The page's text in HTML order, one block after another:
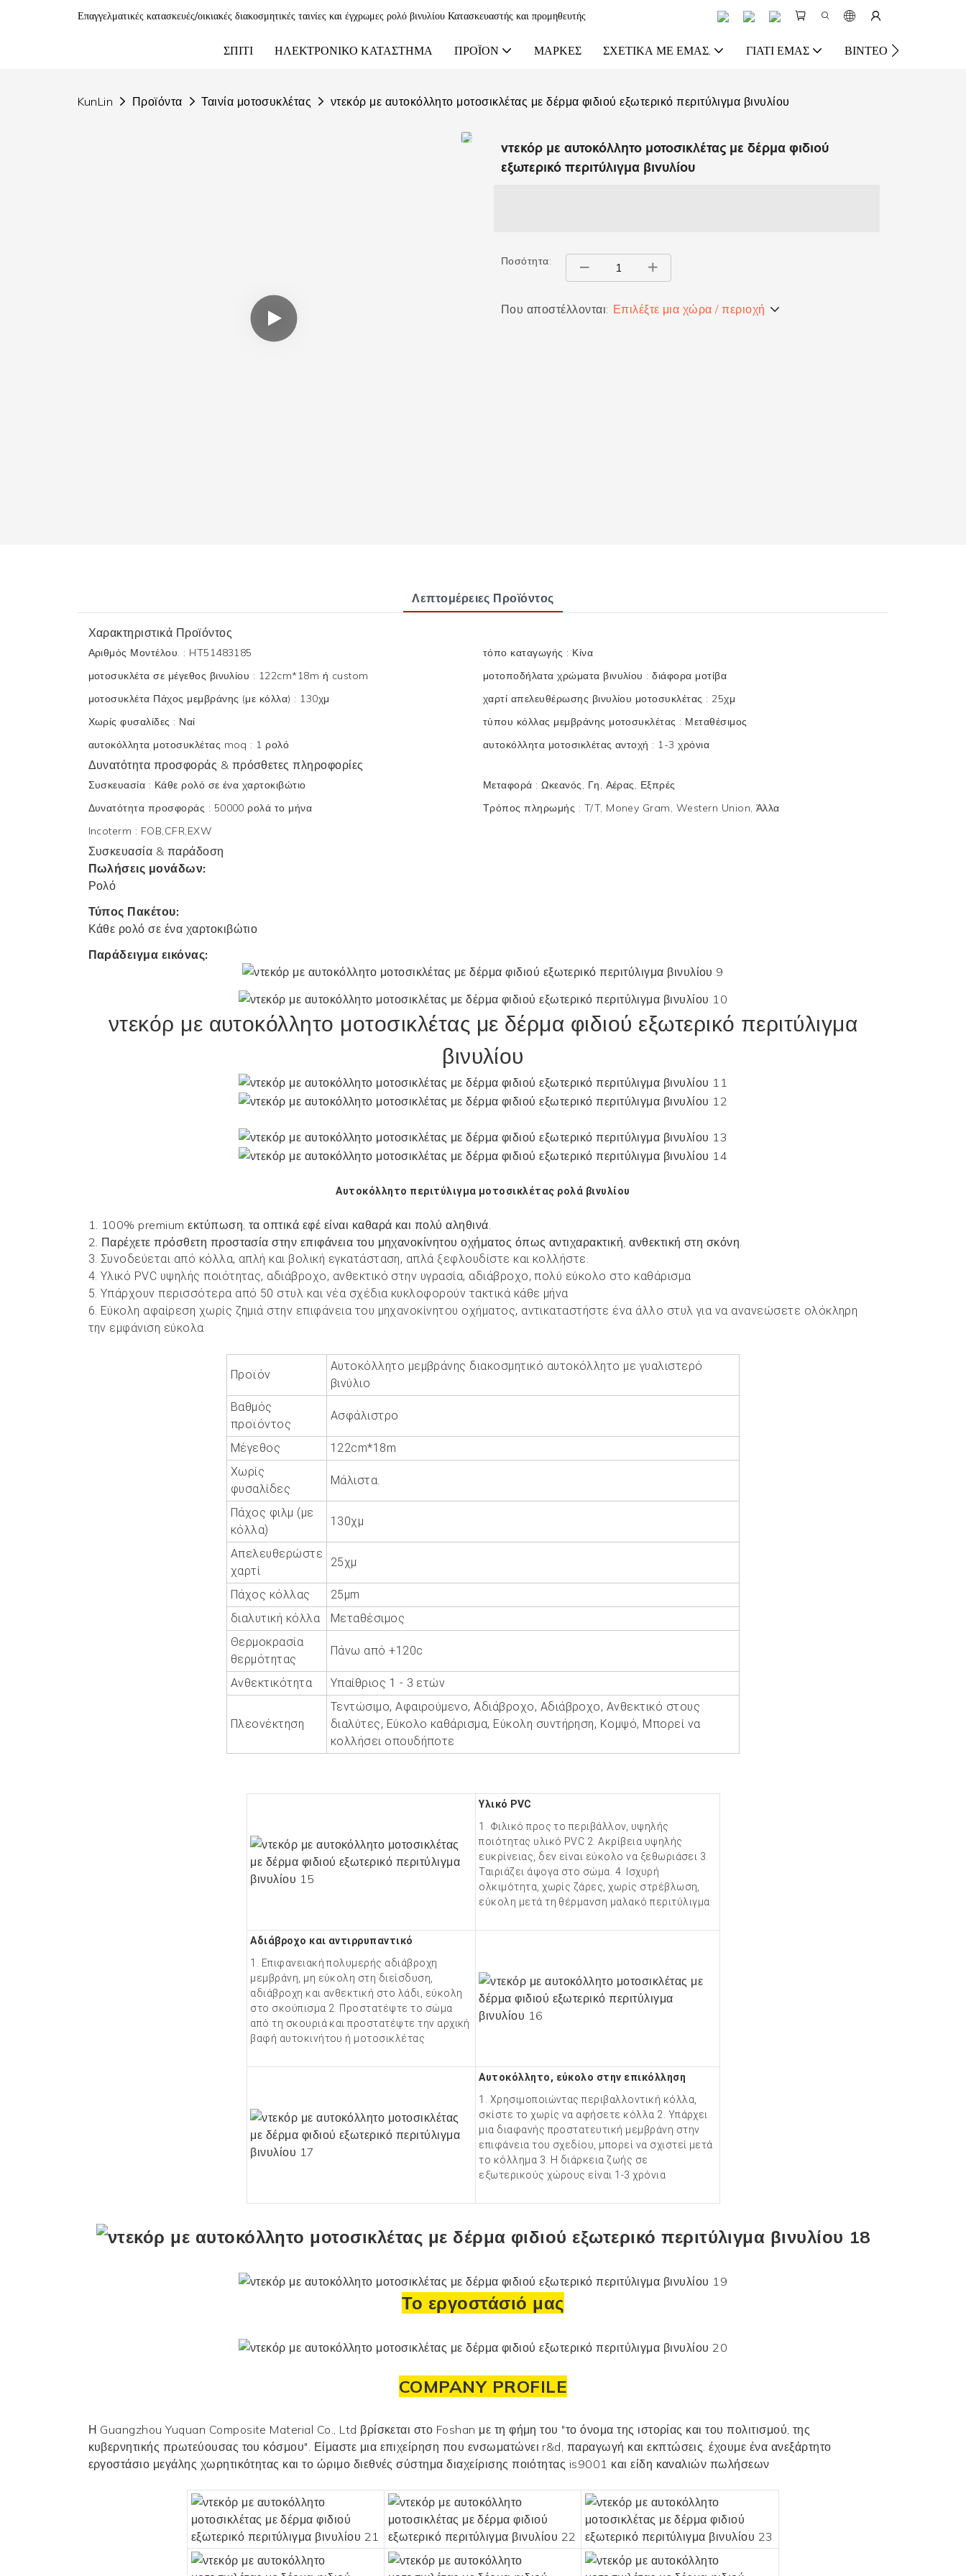
Επαγγελματικές κατασκευές/οικιακές διακοσμητικές ταινίες και έγχρωμες ρολό βινυλίου Κατασκευαστής και προμηθευτής
ΣΠΊΤΙ ΗΛΕΚΤΡΟΝΙΚΌ ΚΑΤΆΣΤΗΜΑ ΠΡΟΪΌΝ ΜΆΡΚΕΣ ΣΧΕΤΙΚΆ ΜΕ ΕΜΆΣ. ΓΙΑΤΊ ΕΜΆΣ ΒΊΝΤΕΟ
KunLin Προϊόντα Ταινία μοτοσυκλέτας ντεκόρ με αυτοκόλλητο μοτοσικλέτας με δέρμα φιδιού εξωτερικό περιτύλιγμα βινυλίου
ντεκόρ με αυτοκόλλητο μοτοσικλέτας με δέρμα φιδιού
εξωτερικό περιτύλιγμα βινυλίου
Ποσότητα:
Που αποστέλλονται: Επιλέξτε μια χώρα / περιοχή
Λεπτομέρειες Προϊόντος
Χαρακτηριστικά Προϊόντος
Αριθμός Μοντέλου. : HT51483185 τόπο καταγωγής : Κίνα
μοτοσυκλέτα σε μέγεθος βινυλίου : 122cm*18m ή custom μοτοποδήλατα χρώματα βινυλίου :διάφορα μοτίβα
μοτοσυκλέτα Πάχος μεμβράνης (με κόλλα) : 130χμ χαρτί απελευθέρωσης βινυλίου μοτοσυκλέτας : 25χμ
Χωρίς φυσαλίδες : Ναί τύπου κόλλας μεμβράνης μοτοσυκλέτας : Μεταθέσιμος
αυτοκόλλητα μοτοσυκλέτας moq : 1 ρολό αυτοκόλλητα μοτοσικλέτας αντοχή : 1-3 χρόνια
Δυνατότητα προσφοράς & πρόσθετες πληροφορίες
Συσκευασία : Κάθε ρολό σε ένα χαρτοκιβώτιο Μεταφορά :Ωκεανός, Γη, Αέρας, Εξπρές
Δυνατότητα προσφοράς : 50000 ρολά το μήνα Τρόπος πληρωμής : T/T, Money Gram, Western Union, Άλλα
Incoterm : FOB,CFR,EXW
Συσκευασία & παράδοση
Πωλήσεις μονάδων:
Ρολό
Τύπος Πακέτου:
Κάθε ρολό σε ένα χαρτοκιβώτιο
Παράδειγμα εικόνας:
ντεκόρ με αυτοκόλλητο μοτοσικλέτας με δέρμα φιδιού εξωτερικό περιτύλιγμα
βινυλίου
Αυτοκόλλητο περιτύλιγμα μοτοσικλέτας ρολά βινυλίου
1. 100% premium εκτύπωση, τα οπτικά εφέ είναι καθαρά και πολύ αληθινά.
2. Παρέχετε πρόσθετη προστασία στην επιφάνεια του μηχανοκίνητου οχήματος όπως αντιχαρακτική, ανθεκτική στη σκόνη.
3. Συνοδεύεται από κόλλα, απλή και βολική εγκατάσταση, απλά ξεφλουδίστε και κολλήστε.
4. Υλικό PVC υψηλής ποιότητας, αδιάβροχο, ανθεκτικό στην υγρασία, αδιάβροχο, πολύ εύκολο στο καθάρισμα
5. Υπάρχουν περισσότερα από 50 στυλ και νέα σχέδια κυκλοφορούν τακτικά κάθε μήνα
6. Εύκολη αφαίρεση χωρίς ζημιά στην επιφάνεια του μηχανοκίνητου οχήματος, αντικαταστήστε ένα άλλο στυλ για να ανανεώσετε ολόκληρη
την εμφάνιση εύκολα
Προϊόν
Αυτοκόλλητο μεμβράνης διακοσμητικό αυτοκόλλητο με γυαλιστερό
βινύλιο
Βαθμός
προϊόντος
Ασφάλιστρο
Μέγεθος
122cm*18m
Χωρίς
φυσαλίδες
Μάλιστα.
Πάχος φιλμ (με
κόλλα)
130χμ
Απελευθερώστε
χαρτί
25χμ
Πάχος κόλλας
25μm
διαλυτική κόλλα
Μεταθέσιμος
Θερμοκρασία
θερμότητας
Πάνω από +120c
Ανθεκτικότητα Υπαίθριος 1 - 3 ετών
Πλεονέκτηση
Τεντώσιμο, Αφαιρούμενο, Αδιάβροχο, Αδιάβροχο, Ανθεκτικό στους
διαλύτες, Εύκολο καθάρισμα, Εύκολη συντήρηση, Κομψό, Μπορεί να
κολλήσει οπουδήποτε
Υλικό PVC
1. Φιλικό προς το περιβάλλον, υψηλής
ποιότητας υλικό PVC 2. Ακρίβεια υψηλής
ευκρίνειας, δεν είναι εύκολο να ξεθωριάσει 3.
Ταιριάζει άψογα στο σώμα. 4. Ισχυρή
ολκιμότητα, χωρίς ζάρες, χωρίς στρέβλωση,
εύκολη μετά τη θέρμανση μαλακό περιτύλιγμα
Αδιάβροχο και αντιρρυπαντικό
1. Επιφανειακή πολυμερής αδιάβροχη
μεμβράνη, μη εύκολη στη διείσδυση,
αδιάβροχη και ανθεκτική στο λάδι, εύκολη
στο σκούπισμα 2. Προστατέψτε το σώμα
από τη σκουριά και προστατέψτε την αρχική
βαφή αυτοκινήτου ή μοτοσικλέτας
Αυτοκόλλητο, εύκολο στην επικόλληση
1. Χρησιμοποιώντας περιβαλλοντική κόλλα,
σκίστε το χωρίς να αφήσετε κόλλα 2. Υπάρχει
μια διαφανής προστατευτική μεμβράνη στην
επιφάνεια του σχεδίου, μπορεί να σχιστεί μετά
το κόλλημα 3. Η διάρκεια ζωής σε
εξωτερικούς χώρους είναι 1-3 χρόνια
Το εργοστάσιό μας
COMPANY PROFILE
Η Guangzhou Yuquan Composite Material Co., Ltd βρίσκεται στο Foshan με τη φήμη του "το όνομα της ιστορίας και του πολιτισμού, της
κυβερνητικής πρωτεύουσας του κόσμου". Είμαστε μια επιχείρηση που ενσωματώνει r&d, παραγωγή καιεκπτώσεις. έχουμε ένα ανεξάρτητο
εργοστάσιο μεγάλης χωρητικότητας και το ώριμο διεθνές σύστημα διαχείρισης ποιότητας is9001 και είδη καναλιών πωλήσεων